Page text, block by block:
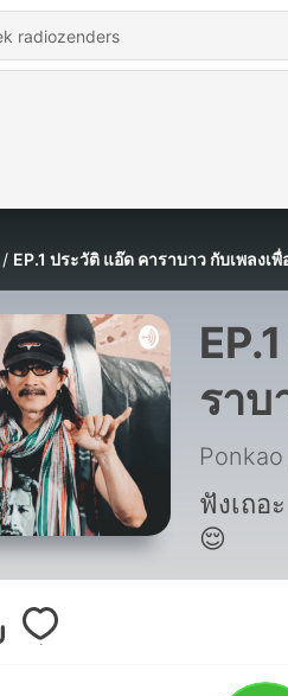
EP.1 ประวัติ แอ๊ด คาราบาว กับเพลงเ
ราบ
ชีวิต
Ponkao _
ฟังเถอ
😌